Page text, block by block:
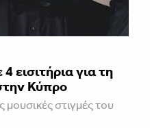
εισιτήρια για τη
Κύπρο
στιγμές του